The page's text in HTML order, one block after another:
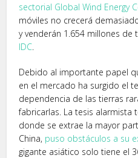
sectorial Global Wind Energy
móviles no crecerá
y venderán 1.654 millones de
IDC.
Debido al importante papel
en el mercado ha surgido el
dependencia de las tierras
fabricarlas. La tesis
donde se extrae la mayor
China, puso obstáculos a su
gigante asiático solo tiene el